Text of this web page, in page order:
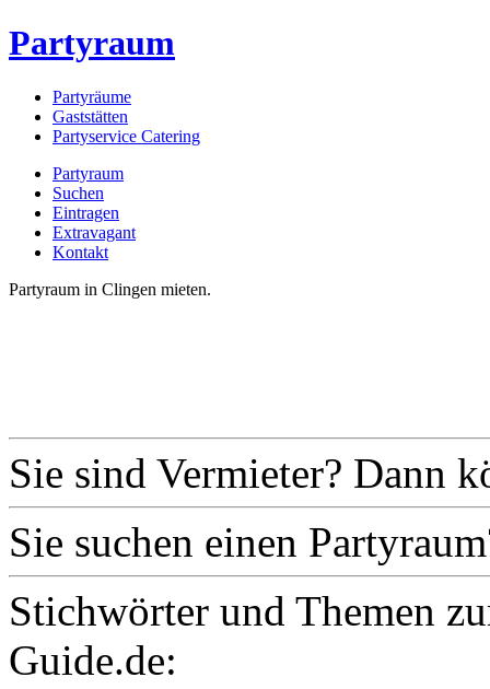
Partyraum
Partyräume
Gaststätten
Partyservice Catering
Partyraum
Suchen
Eintragen
Extravagant
Kontakt
Partyraum in Clingen mieten.
Sie sind Vermieter? Dann
Sie suchen einen
Stichwörter und Themen
Guide.de: